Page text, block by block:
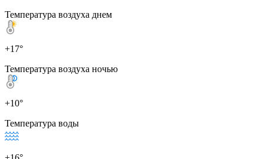
Температура воздуха днем
+17°
Температура воздуха ночью
+10°
Температура воды